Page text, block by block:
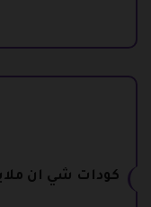
كودات شي ان